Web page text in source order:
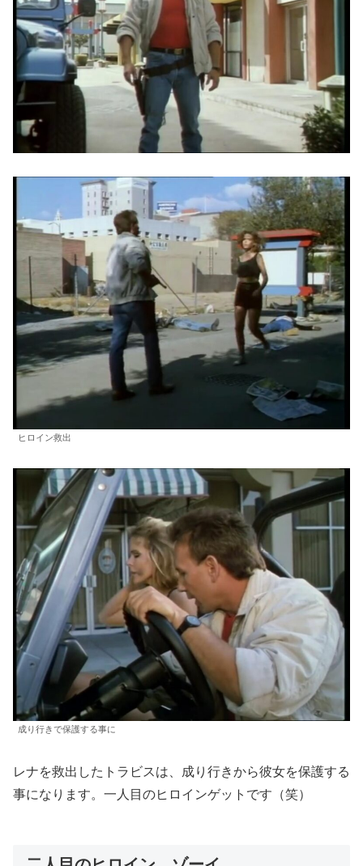
ヒロイン救出
成り行きで保護する事に
レナを救出したトラビスは、成り行きから彼女を保護する
事になります。一人目のヒロインゲットです（笑）